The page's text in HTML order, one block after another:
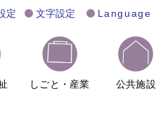
定 文字設定 Language
しごと・産業 公共施設